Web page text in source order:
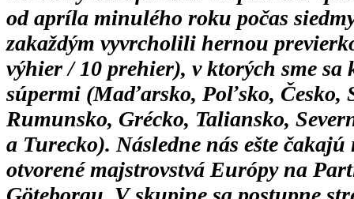
od apríla minulého roku počas
zakaždým vyvrcholili hernou
výhier / 10 prehier), v ktorých sme
súpermi (Maďarsko, Poľsko, Česko,
Rumunsko, Grécko, Taliansko,
a Turecko). Následne nás ešte
otvorené majstrovstvá Európy na